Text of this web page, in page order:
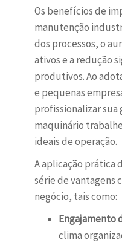
Os benefícios de
manutenção
dos processos, o
ativos e a redução
produtivos. Ao
e pequenas
profissionalizar
maquinário
ideais de operação.
A aplicação prática
série de vantagens
negócio, tais como:
Engajamento
clima